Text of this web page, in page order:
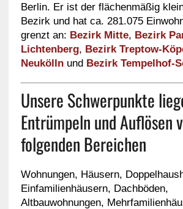
Berlin. Er ist der flächenmäßig
Bezirk und hat ca. 281.075
grenzt an: Bezirk Mitte, Bezirk
Lichtenberg, Bezirk Treptow-
Neuköllnund Bezirk Tempelhof-
Unsere Schwerpunkte
Entrümpeln und Auflösen
folgenden Bereichen
Wohnungen, Häusern,
Einfamilienhäusern, Dachböden,
Altbauwohnungen,